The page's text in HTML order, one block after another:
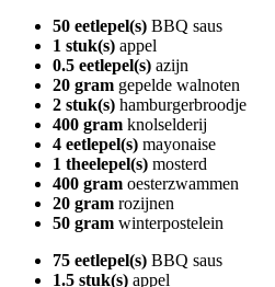
50 eetlepel(s) BBQ saus
1 stuk(s) appel
0.5 eetlepel(s) azijn
20 gram gepelde walnoten
2 stuk(s) hamburgerbroodje
400 gram knolselderij
4 eetlepel(s) mayonaise
1 theelepel(s) mosterd
400 gram oesterzwammen
20 gram rozijnen
50 gram winterpostelein
75 eetlepel(s) BBQ saus
1.5 stuk(s) appel